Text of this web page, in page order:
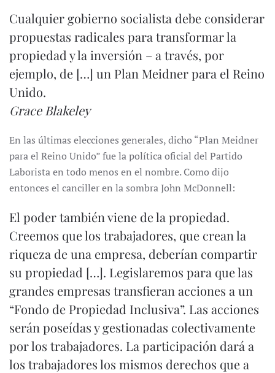
Cualquier gobierno socialista debe considerar
propuestas radicales para transformar la
propiedad y la inversión – a través, por
ejemplo, de […] un Plan Meidner para el Reino
Unido.
Grace Blakeley
En las últimas elecciones generales, dicho “Plan Meidner
para el Reino Unido” fue la política oficial del Partido
Laborista en todo menos en el nombre. Como dijo
entonces el canciller en la sombra John McDonnell:
El poder también viene de la propiedad.
Creemos que los trabajadores, que crean la
riqueza de una empresa, deberían compartir
su propiedad […]. Legislaremos para que las
grandes empresas transfieran acciones a un
“Fondo de Propiedad Inclusiva”. Las acciones
serán poseídas y gestionadas colectivamente
por los trabajadores. La participación dará a
los trabajadores los mismos derechos que a